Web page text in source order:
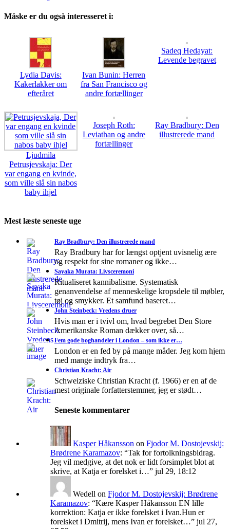
Måske er du også interesseret i:
Lydia Davis:
Kakerlakker om
efteråret
Ivan Bunin: Herren
fra San Francisco og
andre fortællinger
Sadeq Hedayat:
Levende begravet
Ljudmila
Petrusjevskaja: Der
var engang en kvinde,
som ville slå sin nabos
baby ihjel
Joseph Roth:
Leviathan og andre
fortællinger
Ray Bradbury: Den
illustrerede mand
Mest læste seneste uge
Ray Bradbury: Den illustrerede mand
Ray Bradbury har for længst optjent uvisnelig ære
og respekt for sine romaner og ikke…
Sayaka Murata: Livsceremoni
Ritualiseret kannibalisme. Systematisk
genanvendelse af menneskelige kropsdele til møbler,
tøj og smykker. Et samfund baseret…
John Steinbeck: Vredens druer
Hvis man er i tvivl om, hvad begrebet Den Store
Amerikanske Roman dækker over, så…
Fem gode boghandeler i London – som ikke er…
London er en fed by på mange måder. Jeg kom hjem
med mange indtryk fra…
Christian Kracht: Air
Schweiziske Christian Kracht (f. 1966) er en af de
mest originale forfatterstemmer, jeg er stødt…
Seneste kommentarer
Kasper Håkansson on Fjodor M. Dostojevskij:
Brødrene Karamazov: “Tak for fortolkningsbidrag.
Jeg vil medgive, at det nok er lidt forsimplet blot at
skrive, at Katja er forelsket i…” jul 29, 18:12
Wedell on Fjodor M. Dostojevskij: Brødrene
Karamazov: “Kære Kasper Håkansson EN lille
korrektion: Katja er ikke forelsket i Ivan.Hun er
forelsket i Dmitrij, mens Ivan er forelsket…” jul 27,